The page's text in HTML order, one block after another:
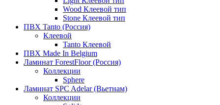
Wood Клеевой тип
Stone Клеевой тип
ПВХ Tanto (Россия)
Клеевой
Tanto Клеевой
ПВХ Made In Belgium
Ламинат ForestFloor (Россия)
Коллекции
Sphere
Ламинат SPC Adelar (Вьетнам)
Коллекции